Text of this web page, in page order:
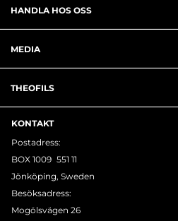
HANDLA HOS OSS
MEDIA
THEOFILS
KONTAKT
Postadress:
BOX 1009 551 11
Jönköping, Sweden
Besöksadress:
Mogölsvägen 26